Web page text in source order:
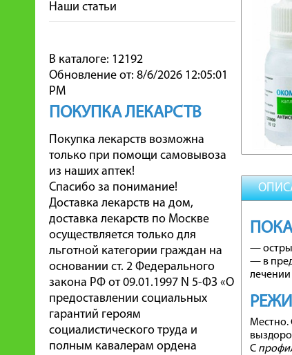
Наши статьи
В каталоге: 12192
Обновление от: 8/6/2026 12:05:01
PM
ПОКУПКА ЛЕКАРСТВ
Покупка лекарств возможна
только при помощи самовывоза
из наших аптек!
Спасибо за понимание!
Доставка лекарств на дом,
доставка лекарств по Москве
осуществляется только для
льготной категории граждан на
основании ст. 2 Федерального
закона РФ от 09.01.1997 N 5-ФЗ «О
предоставлении социальных
гарантий героям
социалистического труда и
полным кавалерам ордена
—
— в
лечении
Местно.
С